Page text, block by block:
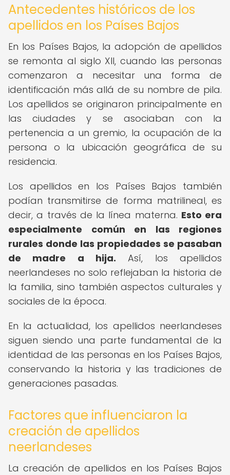
Antecedentes históricos de los
apellidos en los Países Bajos
En los Países Bajos, la adopción de apellidos
se remonta al siglo XII, cuando las personas
comenzaron a necesitar una forma de
identificación más allá de su nombre de pila.
Los apellidos se originaron principalmente en
las ciudades y se asociaban con la
pertenencia a un gremio, la ocupación de la
persona o la ubicación geográfica de su
residencia.
Los apellidos en los Países Bajos también
podían transmitirse de forma matrilineal, es
decir, a través de la línea materna. Esto era
especialmente común en las regiones
rurales donde las propiedades se pasaban
de madre a hija. Así, los apellidos
neerlandeses no solo reflejaban la historia de
la familia, sino también aspectos culturales y
sociales de la época.
En la actualidad, los apellidos neerlandeses
siguen siendo una parte fundamental de la
identidad de las personas en los Países Bajos,
conservando la historia y las tradiciones de
generaciones pasadas.
Factores que influenciaron la
creación de apellidos
neerlandeses
La creación de apellidos en los Países Bajos